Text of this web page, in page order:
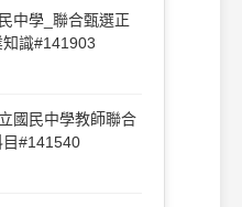
中學_聯合甄選正
識#141903
國民中學教師聯合
目#141540